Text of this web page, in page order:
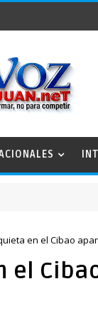
en el Cibao
el